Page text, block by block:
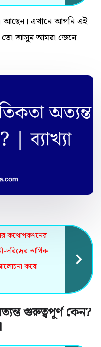
এখানে আপনি এই
তো আসুন আমরা জেনে
কথোপকথনের
দরিদ্রের আর্থিক
আলোচনা করো -
গুরুত্বপূর্ণ কেন?